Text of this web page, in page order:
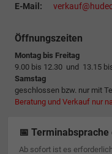
E-Mail:
Öffnungszeiten
Montag bis Freitag
9.00 bis 12.30 und 13.15
Samstag
geschlossen bzw. nur mit
Beratung und Verkauf nur
📅
Ab sofort ist es